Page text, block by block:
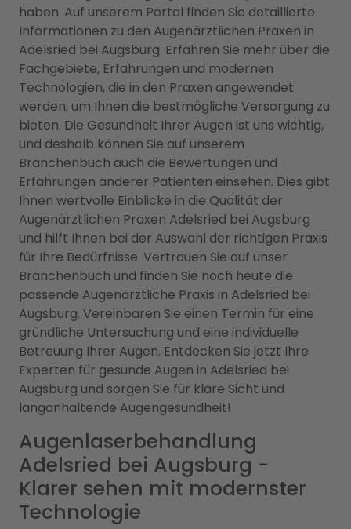
haben. Auf unserem Portal finden Sie detaillierte
Informationen zu den Augenärztlichen Praxen in
Adelsried bei Augsburg. Erfahren Sie mehr über die
Fachgebiete, Erfahrungen und modernen
Technologien, die in den Praxen angewendet
werden, um Ihnen die bestmögliche Versorgung zu
bieten. Die Gesundheit Ihrer Augen ist uns wichtig,
und deshalb können Sie auf unserem
Branchenbuch auch die Bewertungen und
Erfahrungen anderer Patienten einsehen. Dies gibt
Ihnen wertvolle Einblicke in die Qualität der
Augenärztlichen Praxen Adelsried bei Augsburg
und hilft Ihnen bei der Auswahl der richtigen Praxis
für Ihre Bedürfnisse. Vertrauen Sie auf unser
Branchenbuch und finden Sie noch heute die
passende Augenärztliche Praxis in Adelsried bei
Augsburg. Vereinbaren Sie einen Termin für eine
gründliche Untersuchung und eine individuelle
Betreuung Ihrer Augen. Entdecken Sie jetzt Ihre
Experten für gesunde Augen in Adelsried bei
Augsburg und sorgen Sie für klare Sicht und
langanhaltende Augengesundheit!
Augenlaserbehandlung
Adelsried bei Augsburg -
Klarer sehen mit modernster
Technologie